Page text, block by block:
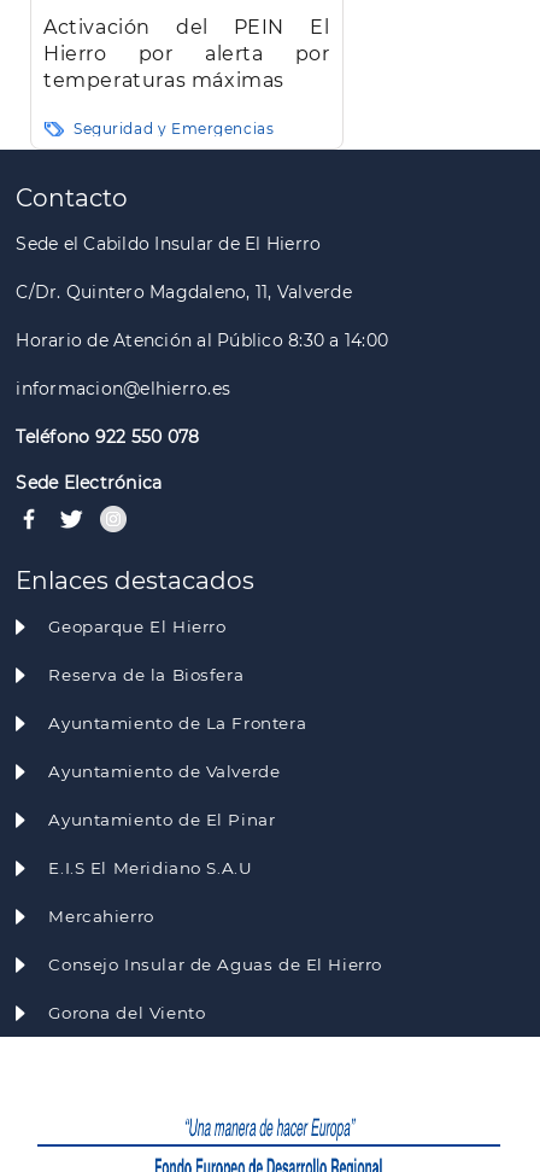
Activación del PEIN El
Hierro por alerta por
temperaturas máximas
Seguridad y Emergencias
Paginación
Contacto
Sede el Cabildo Insular de El Hierro
C/Dr. Quintero Magdaleno, 11, Valverde
Horario de Atención al Público 8:30 a 14:00
informacion@elhierro.es
Teléfono 922 550 078
Sede Electrónica
Enlaces destacados
Geoparque El Hierro
Reserva de la Biosfera
Ayuntamiento de La Frontera
Ayuntamiento de Valverde
Ayuntamiento de El Pinar
E.I.S El Meridiano S.A.U
Mercahierro
Consejo Insular de Aguas de El Hierro
Gorona del Viento